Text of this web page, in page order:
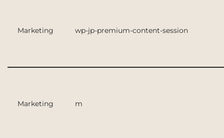
Marketing wp-jp-premium-content-session
Marketing m